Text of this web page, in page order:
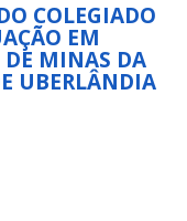
COLEGIADO
EM
DE MINAS DA
UBERLÂNDIA